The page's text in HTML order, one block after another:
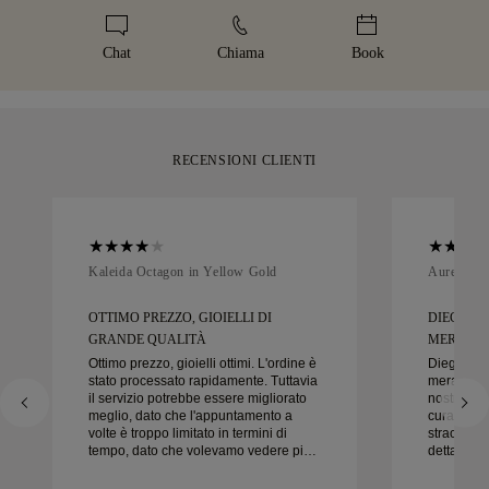
elevato, utilizziamo un servizio di spedizione specializzato
gioiello artigianale arriva nella nostra iconica scatola gialla,
Chat Chiama Book
RECENSIONI CLIENTI
Kaleida Octagon in Yellow Gold
OTTIMO PREZZO, GIOIELLI DI
GRANDE QUALITÀ
Ottimo prezzo, gioielli ottimi. L'ordine è
stato processato rapidamente. Tuttavia
il servizio potrebbe essere migliorato
meglio, dato che l'appuntamento a
volte è troppo limitato in termini di
tempo, dato che volevamo vedere più
Aurelle in
DIEGO È
Diego è
nostre
cura e la
dettaglio